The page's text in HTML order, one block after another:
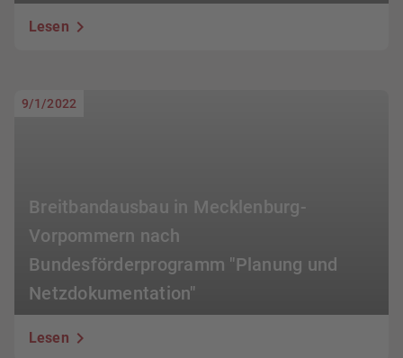
Lesen
Breitbandausbau in Mecklenburg-
Vorpommern nach
Bundesförderprogramm "Planung und
Netzdokumentation"
9/1/2022
Lesen